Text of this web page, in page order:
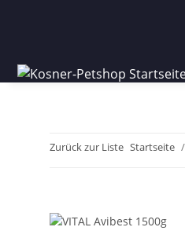
Zurück zur Liste Startseite